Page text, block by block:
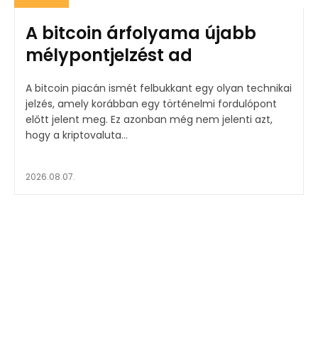
A bitcoin árfolyama újabb
mélypontjelzést ad
A bitcoin piacán ismét felbukkant egy olyan technikai
jelzés, amely korábban egy történelmi fordulópont
előtt jelent meg. Ez azonban még nem jelenti azt,
hogy a kriptovaluta...
2026.08.07.